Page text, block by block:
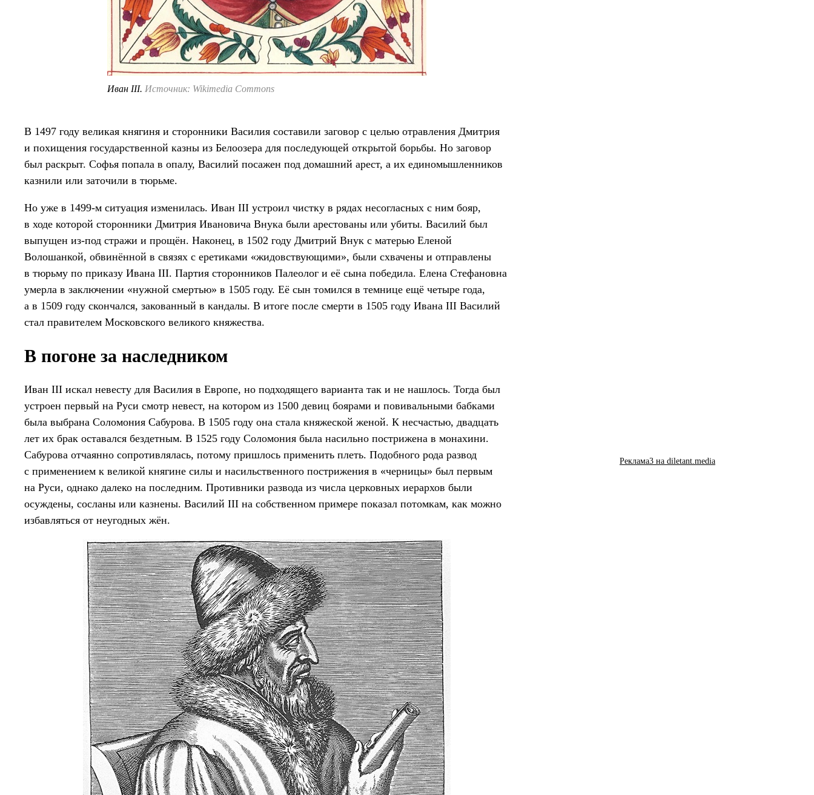
Иван III. Источник: Wikimedia Commons
В 1497 году великая княгиня и сторонники Василия составили заговор с целью отравления Дмитрия
и похищения государственной казны из Белоозера для последующей открытой борьбы. Но заговор
был раскрыт. Софья попала в опалу, Василий посажен под домашний арест, а их единомышленников
казнили или заточили в тюрьме.
Но уже в 1499-м ситуация изменилась. Иван III устроил чистку в рядах несогласных с ним бояр,
в ходе которой сторонники Дмитрия Ивановича Внука были арестованы или убиты. Василий был
выпущен из-под стражи и прощён. Наконец, в 1502 году Дмитрий Внук с матерью Еленой
Волошанкой, обвинённой в связях с еретиками «жидовствующими», были схвачены и отправлены
в тюрьму по приказу Ивана III. Партия сторонников Палеолог и её сына победила. Елена Стефановна
умерла в заключении «нужной смертью» в 1505 году. Её сын томился в темнице ещё четыре года,
а в 1509 году скончался, закованный в кандалы. В итоге после смерти в 1505 году Ивана III Василий
стал правителем Московского великого княжества.
В погоне за наследником
Иван III искал невесту для Василия в Европе, но подходящего варианта так и не нашлось. Тогда был
устроен первый на Руси смотр невест, на котором из 1500 девиц боярами и повивальными бабками
была выбрана Соломония Сабурова. В 1505 году она стала княжеской женой. К несчастью, двадцать
лет их брак оставался бездетным. В 1525 году Соломония была насильно пострижена в монахини.
Сабурова отчаянно сопротивлялась, потому пришлось применить плеть. Подобного рода развод
с применением к великой княгине силы и насильственного пострижения в «черницы» был первым
на Руси, однако далеко на последним. Противники развода из числа церковных иерархов были
осуждены, сосланы или казнены. Василий III на собственном примере показал потомкам, как можно
избавляться от неугодных жён.
Реклама3 на diletant.media